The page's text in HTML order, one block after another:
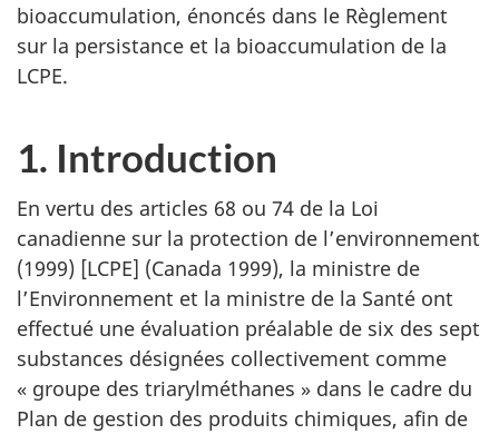
bioaccumulation, énoncés dans le Règlement
sur la persistance et la bioaccumulation de la
LCPE.
1. Introduction
En vertu des articles 68 ou 74 de la Loi
canadienne sur la protection de l’environnement
(1999) [LCPE] (Canada 1999), la ministre de
l’Environnement et la ministre de la Santé ont
effectué une évaluation préalable de six des sept
substances désignées collectivement comme
« groupe des triarylméthanes » dans le cadre du
Plan de gestion des produits chimiques, afin de